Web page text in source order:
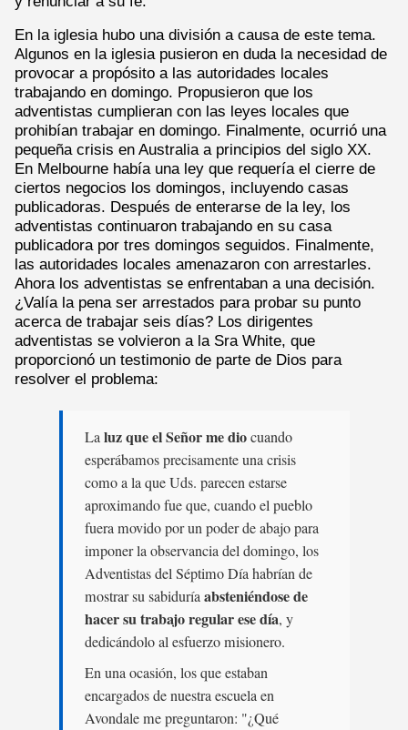
En la iglesia hubo una división a causa de este tema.
Algunos en la iglesia pusieron en duda la necesidad de
provocar a propósito a las autoridades locales
trabajando en domingo. Propusieron que los
adventistas cumplieran con las leyes locales que
prohibían trabajar en domingo. Finalmente, ocurrió una
pequeña crisis en Australia a principios del siglo XX.
En Melbourne había una ley que requería el cierre de
ciertos negocios los domingos, incluyendo casas
publicadoras. Después de enterarse de la ley, los
adventistas continuaron trabajando en su casa
publicadora por tres domingos seguidos. Finalmente,
las autoridades locales amenazaron con arrestarles.
Ahora los adventistas se enfrentaban a una decisión.
¿Valía la pena ser arrestados para probar su punto
acerca de trabajar seis días? Los dirigentes
adventistas se volvieron a la Sra White, que
proporcionó un testimonio de parte de Dios para
resolver el problema:
Laluz que el Señor me diocuando
esperábamos precisamente una crisis
como a la que Uds. parecen estarse
aproximando fue que, cuando el pueblo
fuera movido por un poder de abajo para
imponer la observancia del domingo, los
Adventistas del Séptimo Día habrían de
mostrar su sabiduríaabsteniéndose de
hacer su trabajo regular ese día, y
dedicándolo al esfuerzo misionero.
En una ocasión, los que estaban
encargados de nuestra escuela en
Avondale me preguntaron: "¿Qué